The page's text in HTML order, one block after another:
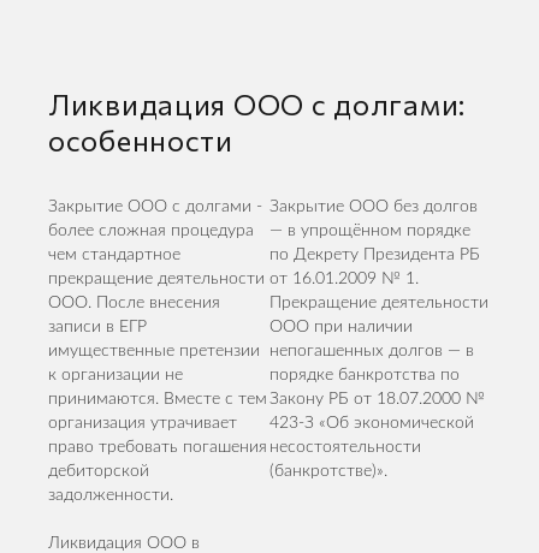
Ликвидация ООО с долгами:
особенности
Закрытие ООО с долгами -
более сложная процедура
чем стандартное
прекращение деятельности
ООО. После внесения
записи в ЕГР
имущественные претензии
к организации не
принимаются. Вместе с тем
организация утрачивает
право требовать погашения
дебиторской
задолженности.
Ликвидация ООО в
Закрытие ООО без долгов
— в упрощённом порядке
по Декрету Президента РБ
от 16.01.2009 № 1.
Прекращение деятельности
ООО при наличии
непогашенных долгов — в
порядке банкротства по
Закону РБ от 18.07.2000 №
423-З «Об экономической
несостоятельности
(банкротстве)».